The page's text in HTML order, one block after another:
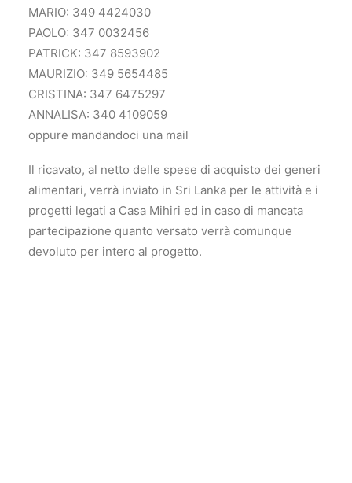
MARIO: 349 4424030
PAOLO: 347 0032456
PATRICK: 347 8593902
MAURIZIO: 349 5654485
CRISTINA: 347 6475297
ANNALISA: 340 4109059
oppure mandandoci una mail
Il ricavato, al netto delle spese di acquisto dei generi
alimentari, verrà inviato in Sri Lanka per le attività e i
progetti legati a Casa Mihiri ed in caso di mancata
partecipazione quanto versato verrà comunque
devoluto per intero al progetto.